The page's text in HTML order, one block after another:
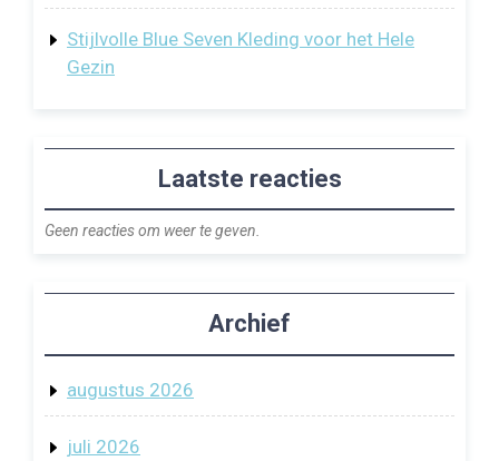
Stijlvolle Blue Seven Kleding voor het Hele
Gezin
Laatste reacties
Geen reacties om weer te geven.
Archief
augustus 2026
juli 2026